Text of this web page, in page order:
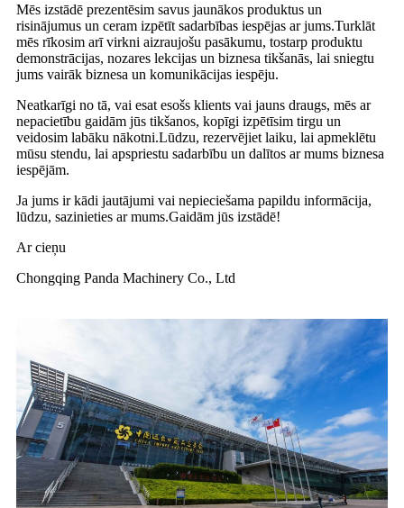
Mēs izstādē prezentēsim savus jaunākos produktus un
risinājumus un ceram izpētīt sadarbības iespējas ar jums.Turklāt
mēs rīkosim arī virkni aizraujošu pasākumu, tostarp produktu
demonstrācijas, nozares lekcijas un biznesa tikšanās, lai sniegtu
jums vairāk biznesa un komunikācijas iespēju.
Neatkarīgi no tā, vai esat esošs klients vai jauns draugs, mēs ar
nepacietību gaidām jūs tikšanos, kopīgi izpētīsim tirgu un
veidosim labāku nākotni.Lūdzu, rezervējiet laiku, lai apmeklētu
mūsu stendu, lai apspriestu sadarbību un dalītos ar mums biznesa
iespējām.
Ja jums ir kādi jautājumi vai nepieciešama papildu informācija,
lūdzu, sazinieties ar mums.Gaidām jūs izstādē!
Ar cieņu
Chongqing Panda Machinery Co., Ltd